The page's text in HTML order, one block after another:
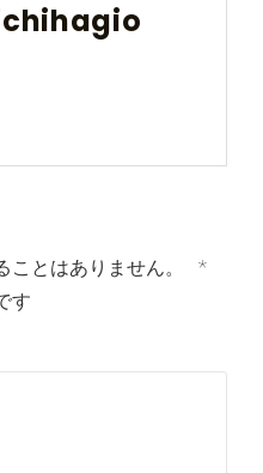
とはありません。
*
す